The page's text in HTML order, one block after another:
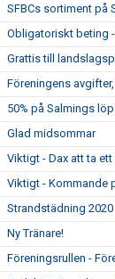
SFBCs sortiment på
Obligatoriskt beting
Grattis till
Föreningens
50% på Salmings
Glad midsommar
Viktigt - Dax att ta
Viktigt - Kommande
Strandstädning 2020
Ny Tränare!
Föreningsrullen -